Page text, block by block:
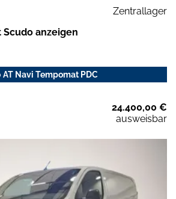
Zentrallager
Scudo anzeigen
AT Navi Tempomat PDC
24.400,00 €
ausweisbar